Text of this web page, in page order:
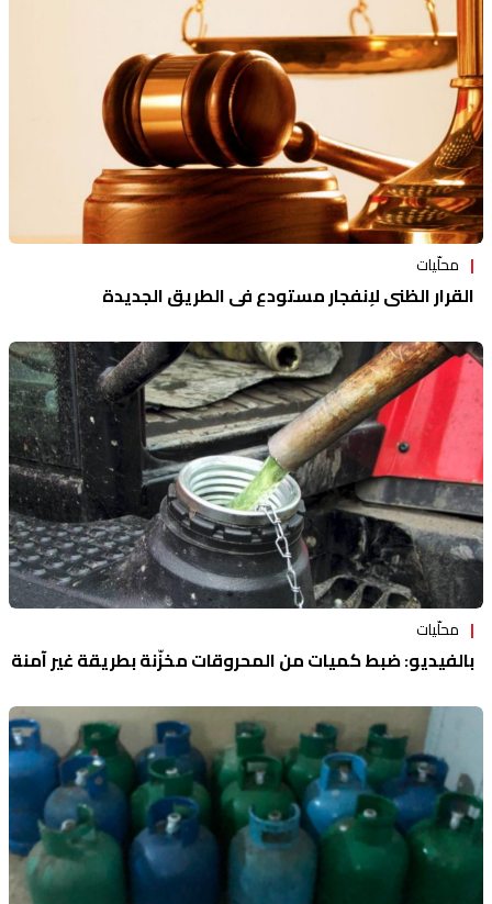
محلّيات
القرار الظني لإنفجار مستودع في الطريق الجديدة
محلّيات
بالفيديو: ضبط كميات من المحروقات مخزّنة بطريقة غير آمنة